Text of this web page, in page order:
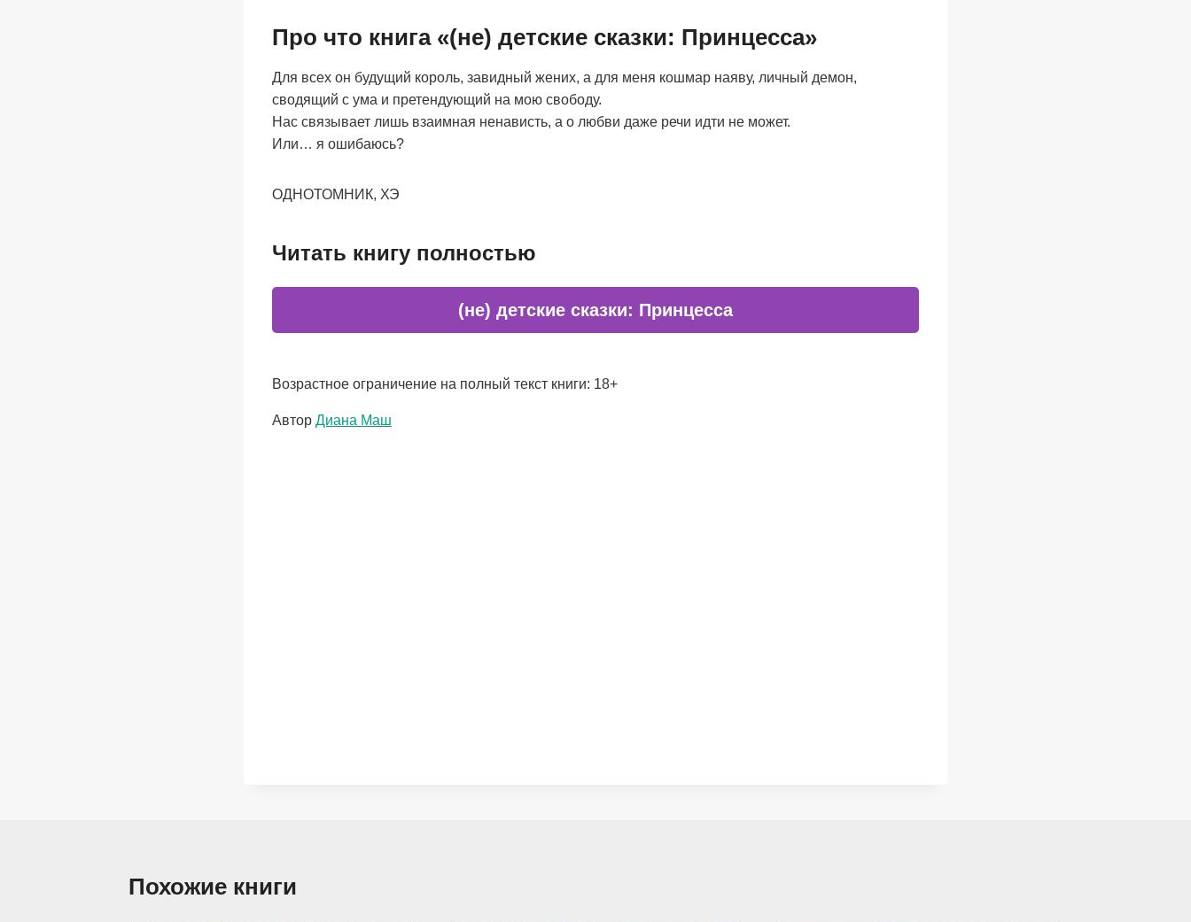
Про что книга «(не) детские сказки: Принцесса»
Для всех он будущий король, завидный жених, а для меня кошмар наяву, личный демон,
сводящий с ума и претендующий на мою свободу.
Нас связывает лишь взаимная ненависть, а о любви даже речи идти не может.
Или… я ошибаюсь?
ОДНОТОМНИК, ХЭ
Читать книгу полностью
(не) детские сказки: Принцесса
Возрастное ограничение на полный текст книги: 18+
Метки
Автор Диана Маш
Похожие книги